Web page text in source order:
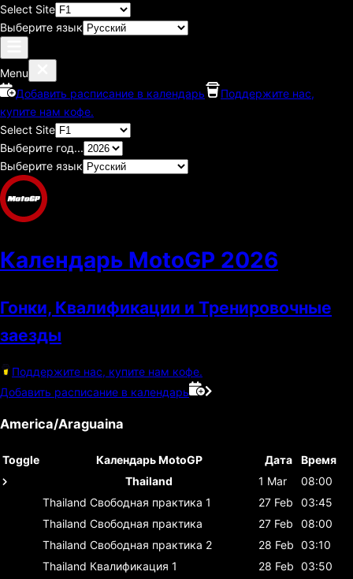
Select Site
Выберите язык
Menu
Добавить расписание в календарь
Поддержите нас,
купите нам кофе.
Select Site
Выберите год...
Выберите язык
Календарь MotoGP 2026
Гонки, Квалификации и Тренировочные
заезды
Поддержите нас, купите нам кофе.
Добавить расписание в календарь
America/Araguaina
Toggle Календарь MotoGP Дата
Время
Thailand
1 Mar
08:00
Thailand Свободная практика 1 27 Feb
03:45
Thailand Свободная практика 27 Feb
08:00
Thailand Свободная практика 2 28 Feb 03:10
Thailand Квалификация 1 28 Feb 03:50